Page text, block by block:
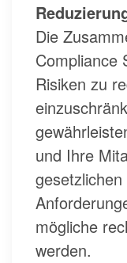
Die
Compliance
Risiken zu
und Ihre
mögliche
werden.